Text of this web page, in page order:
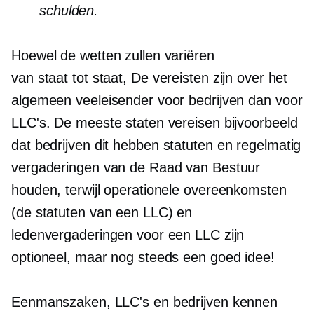
schulden.
Hoewel de wetten zullen variëren
van staat tot staat, De vereisten zijn over het
algemeen veeleisender voor bedrijven dan voor
LLC's. De meeste staten vereisen bijvoorbeeld
dat bedrijven dit hebben statuten en regelmatig
vergaderingen van de Raad van Bestuur
houden, terwijl operationele overeenkomsten
(de statuten van een LLC) en
ledenvergaderingen voor een LLC zijn
optioneel, maar nog steeds een goed idee!
Eenmanszaken, LLC's en bedrijven kennen